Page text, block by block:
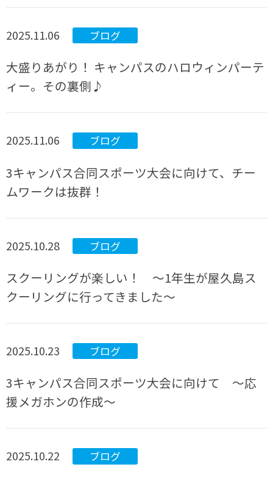
2025.11.06 ブログ
大盛りあがり！ キャンパスのハロウィンパーテ
ィー。その裏側♪
2025.11.06 ブログ
3キャンパス合同スポーツ大会に向けて、チー
ムワークは抜群！
2025.10.28 ブログ
スクーリングが楽しい！ ～1年生が屋久島ス
クーリングに行ってきました～
2025.10.23 ブログ
3キャンパス合同スポーツ大会に向けて ～応
援メガホンの作成～
2025.10.22 ブログ